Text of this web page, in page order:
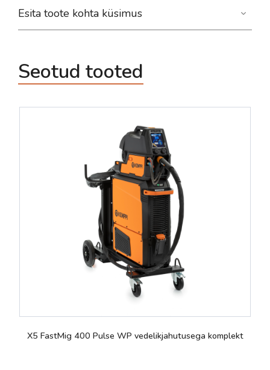
Esita toote kohta küsimus
Seotud tooted
X5 FastMig 400 Pulse WP vedelikjahutusega komplekt